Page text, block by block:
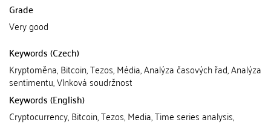
Grade
Very good
Keywords (Czech)
Kryptoměna, Bitcoin, Tezos, Média, Analýza časových řad, Analýza
sentimentu, Vlnková soudržnost
Keywords (English)
Cryptocurrency, Bitcoin, Tezos, Media, Time series analysis,